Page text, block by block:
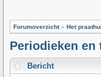
Forumoverzicht» Het
Periodieken
Bericht